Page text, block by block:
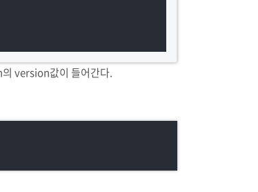
version값이 들어간다.